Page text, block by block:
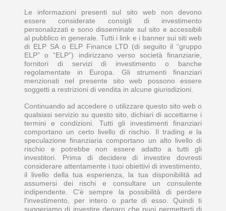
Le informazioni presenti sul sito web non devono
essere considerate consigli di investimento
personalizzati e sono disseminate sul sito e accessibili
al pubblico in generale. Tutti i link e i banner sui siti web
di ELP SA o ELP Finance LTD (di seguito il “gruppo
ELP” o “ELP”) indirizzano verso società finanziarie,
fornitori di servizi di investimento o banche
regolamentate in Europa. Gli strumenti finanziari
menzionati nel presente sito web possono essere
soggetti a restrizioni di vendita in alcune giurisdizioni.
Continuando ad accedere o utilizzare questo sito web o
qualsiasi servizio su questo sito, dichiari di accettarne i
termini e condizioni. Tutti gli investimenti finanziari
comportano un certo livello di rischio. Il trading e la
speculazione finanziaria comportano un alto livello di
rischio e potrebbe non essere adatto a tutti gli
investitori. Prima di decidere di investire dovresti
considerare attentamente i tuoi obiettivi di investimento,
il livello della tua esperienza, la tua disponibilità ad
assumersi dei rischi e consultare un consulente
indipendente. C'è sempre la possibilità di perdere
l'investimento, per intero o parte di esso. Quindi ti
suggeriamo di investire denaro che puoi permetterti di